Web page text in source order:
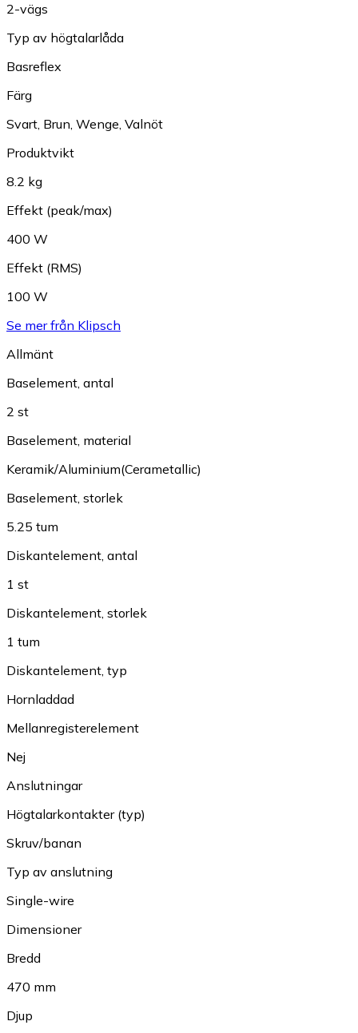
2-vägs
Typ av högtalarlåda
Basreflex
Färg
Svart, Brun, Wenge, Valnöt
Produktvikt
8.2 kg
Effekt (peak/max)
400 W
Effekt (RMS)
100 W
Se mer från Klipsch
Allmänt
Baselement, antal
2 st
Baselement, material
Keramik/Aluminium(Cerametallic)
Baselement, storlek
5.25 tum
Diskantelement, antal
1 st
Diskantelement, storlek
1 tum
Diskantelement, typ
Hornladdad
Mellanregisterelement
Nej
Anslutningar
Högtalarkontakter (typ)
Skruv/banan
Typ av anslutning
Single-wire
Dimensioner
Bredd
470 mm
Djup